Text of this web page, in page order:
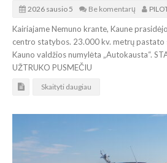
2026 sausio 5 Be komentarų
Kairiajame Nemuno krante, Kaune
centro statybos. 23.000 kv. metrų pastato
Kauno valdžios numylėta „Autokausta“.
UŽTRUKO PUSMEČIU
Skaityti daugiau